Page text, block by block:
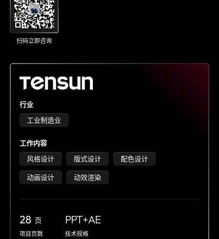
扫码立即咨询
行业
工业制造业
工作内容
风格设计
版式设计 配色设计
动画设计 动效渲染
28 页
项目页数
PPT+AE
技术规格